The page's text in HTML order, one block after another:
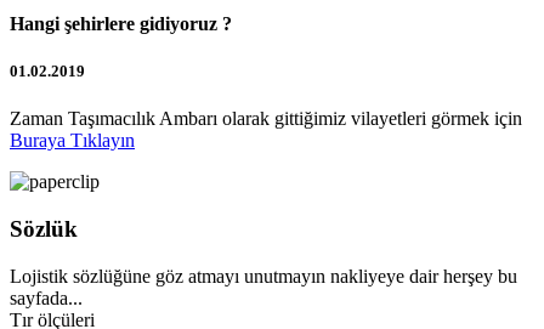
Hangi şehirlere gidiyoruz ?
01.02.2019
Zaman Taşımacılık Ambarı olarak gittiğimiz vilayetleri görmek için
Buraya Tıklayın
Sözlük
Lojistik sözlüğüne göz atmayı unutmayın nakliyeye dair herşey bu
sayfada...
Tır ölçüleri